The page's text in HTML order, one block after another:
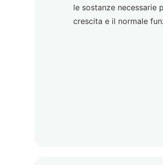
le sostanze necessarie
crescita e il normale